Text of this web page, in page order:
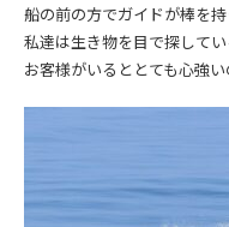
船の前の方でガイドが棒を持
私達は生き物を目で探して
お客様がいるととても心強い